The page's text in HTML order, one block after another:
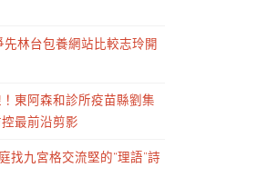
林台包養網站比較志玲開
東阿森和診所疫苗縣劉集
最前沿剪影
找九宮格交流堅的“理語”詩